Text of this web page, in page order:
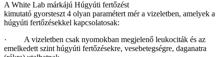
A White Lab márkájú Húgyúti fertőzést
kimutató gyorsteszt 4 olyan paramétert mér a vizeletben, amelyek a
húgyúti fertőzésekkel kapcsolatosak:
· A vizeletben csak nyomokban megjelenő leukociták és az
emelkedett szint húgyúti fertőzésekre, vesebetegségre, daganatra